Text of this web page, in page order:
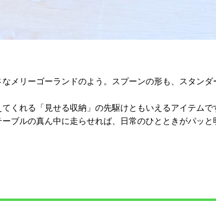
メリーゴーランドのよう。スプーンの形も、スタン
くれる「見せる収納」の先駆けともいえるアイテムで
ブルの真ん中に走らせれば、日常のひとときがパッ